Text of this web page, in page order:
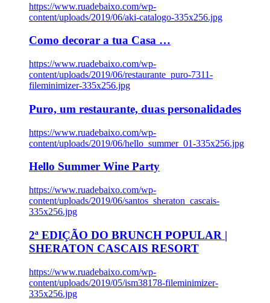
https://www.ruadebaixo.com/wp-
content/uploads/2019/06/aki-catalogo-335x256.jpg
Como decorar a tua Casa …
https://www.ruadebaixo.com/wp-
content/uploads/2019/06/restaurante_puro-7311-
fileminimizer-335x256.jpg
Puro, um restaurante, duas personalidades
https://www.ruadebaixo.com/wp-
content/uploads/2019/06/hello_summer_01-335x256.jpg
Hello Summer Wine Party
https://www.ruadebaixo.com/wp-
content/uploads/2019/06/santos_sheraton_cascais-
335x256.jpg
2ª EDIÇÃO DO BRUNCH POPULAR |
SHERATON CASCAIS RESORT
https://www.ruadebaixo.com/wp-
content/uploads/2019/05/ism38178-fileminimizer-
335x256.jpg